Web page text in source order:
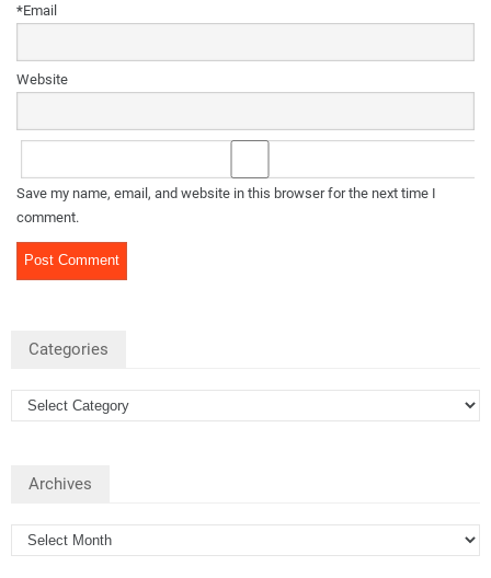
Email
*
Website
Save my name, email, and website in this browser for the next time I
comment.
Categories
Archives